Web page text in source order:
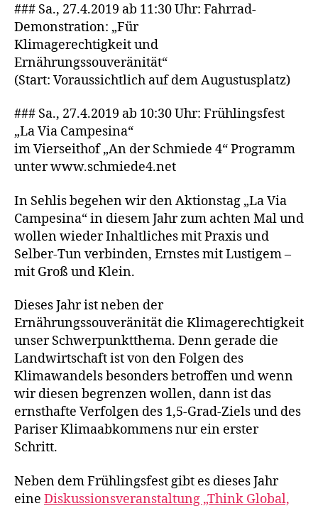
### Sa., 27.4.2019 ab 11:30 Uhr: Fahrrad-
Demonstration: „Für
Klimagerechtigkeit und
Ernährungssouveränität“
(Start: Voraussichtlich auf dem Augustusplatz)
### Sa., 27.4.2019 ab 10:30 Uhr: Frühlingsfest
„La Via Campesina“
im Vierseithof „An der Schmiede 4“ Programm
unter www.schmiede4.net
In Sehlis begehen wir den Aktionstag „La Via
Campesina“ in diesem Jahr zum achten Mal und
wollen wieder Inhaltliches mit Praxis und
Selber-Tun verbinden, Ernstes mit Lustigem –
mit Groß und Klein.
Dieses Jahr ist neben der
Ernährungssouveränität die Klimagerechtigkeit
unser Schwerpunktthema. Denn gerade die
Landwirtschaft ist von den Folgen des
Klimawandels besonders betroffen und wenn
wir diesen begrenzen wollen, dann ist das
ernsthafte Verfolgen des 1,5-Grad-Ziels und des
Pariser Klimaabkommens nur ein erster
Schritt.
Neben dem Frühlingsfest gibt es dieses Jahr
eine Diskussionsveranstaltung „Think Global,